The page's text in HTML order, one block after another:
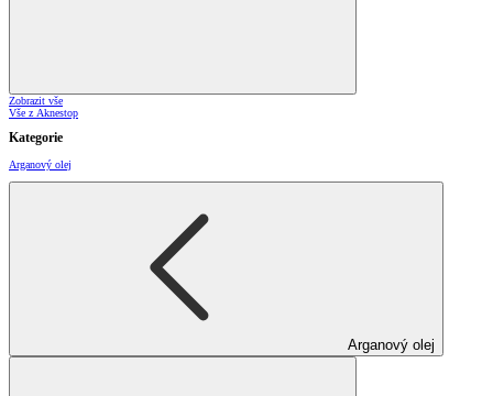
Zobrazit vše
Vše z Aknestop
Kategorie
Arganový olej
Arganový olej